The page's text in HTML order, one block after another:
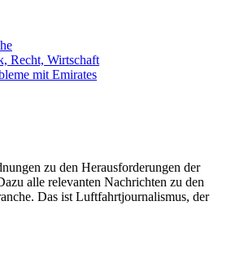
Recht, Wirtschaft
mit Emirates
zu den Herausforderungen der
alle relevanten Nachrichten zu den
Das ist Luftfahrtjournalismus, der